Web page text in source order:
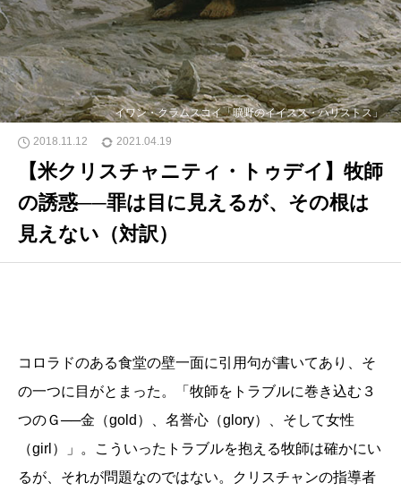
イワン・クラムスコイ「曠野のイイスス・ハリストス」
2018.11.12 2021.04.19
【米クリスチャニティ・トゥデイ】牧師
の誘惑──罪は目に見えるが、その根は
見えない（対訳）
コロラドのある食堂の壁一面に引用句が書いてあり、そ
の一つに目がとまった。「牧師をトラブルに巻き込む３
つのＧ──金（gold）、名誉心（glory）、そして女性
（girl）」。こういったトラブルを抱える牧師は確かにい
るが、それが問題なのではない。クリスチャンの指導者